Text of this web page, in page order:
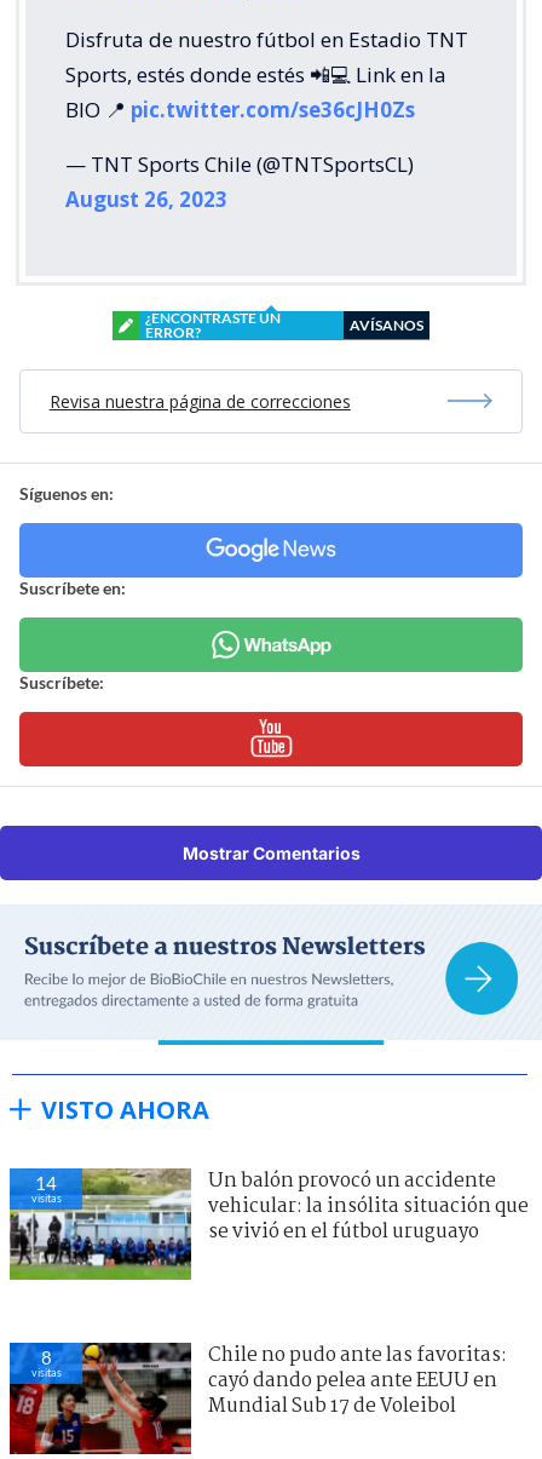
Disfruta de nuestro fútbol en Estadio TNT
Sports, estés donde estés 📲💻 Link en la
BIO 📍 pic.twitter.com/se36cJH0Zs
— TNT Sports Chile (@TNTSportsCL)
August 26, 2023
¿ENCONTRASTE UN
ERROR?
AVÍSANOS
Revisa nuestra página de correcciones
Síguenos en:
Suscríbete en:
Suscríbete:
Mostrar Comentarios
VISTO AHORA
14
visitas
Un balón provocó un accidente
vehicular: la insólita situación que
se vivió en el fútbol uruguayo
8
visitas
Chile no pudo ante las favoritas:
cayó dando pelea ante EEUU en
Mundial Sub 17 de Voleibol